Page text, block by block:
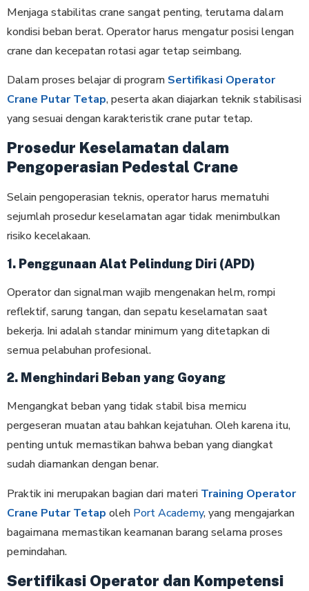
Menjaga stabilitas crane sangat penting, terutama dalam
kondisi beban berat. Operator harus mengatur posisi lengan
crane dan kecepatan rotasi agar tetap seimbang.
Dalam proses belajar di program Sertifikasi Operator
Crane Putar Tetap, peserta akan diajarkan teknik stabilisasi
yang sesuai dengan karakteristik crane putar tetap.
Prosedur Keselamatan dalam
Pengoperasian Pedestal Crane
Selain pengoperasian teknis, operator harus mematuhi
sejumlah prosedur keselamatan agar tidak menimbulkan
risiko kecelakaan.
1. Penggunaan Alat Pelindung Diri (APD)
Operator dan signalman wajib mengenakan helm, rompi
reflektif, sarung tangan, dan sepatu keselamatan saat
bekerja. Ini adalah standar minimum yang ditetapkan di
semua pelabuhan profesional.
2. Menghindari Beban yang Goyang
Mengangkat beban yang tidak stabil bisa memicu
pergeseran muatan atau bahkan kejatuhan. Oleh karena itu,
penting untuk memastikan bahwa beban yang diangkat
sudah diamankan dengan benar.
Praktik ini merupakan bagian dari materi Training Operator
Crane Putar Tetap oleh Port Academy, yang mengajarkan
bagaimana memastikan keamanan barang selama proses
pemindahan.
Sertifikasi Operator dan Kompetensi